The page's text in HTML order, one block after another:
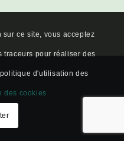
ce site, vous acceptez
traceurs pour réaliser des
d'utilisation des
des cookies